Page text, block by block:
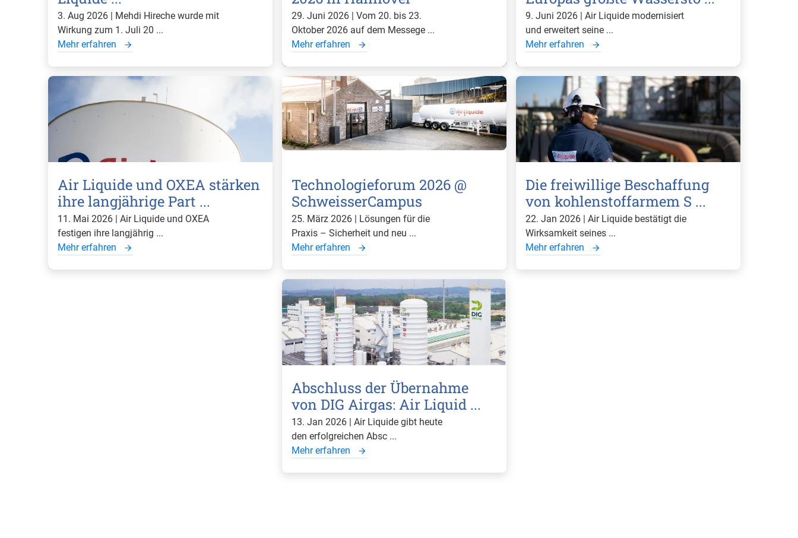
3. Aug 2026 | Mehdi Hireche wurde mit
Wirkung zum 1. Juli 20 ...
Mehr erfahren
29. Juni 2026 | Vom 20. bis 23.
Oktober 2026 auf dem Messege ...
Mehr erfahren
9. Juni 2026 | Air Liquide modernisiert
und erweitert seine ...
Mehr erfahren
Air Liquide und OXEA stärken
ihre langjährige Part ...
11. Mai 2026 | Air Liquide und OXEA
festigen ihre langjährig ...
Mehr erfahren
Technologieforum 2026 @
SchweisserCampus
25. März 2026 | Lösungen für die
Praxis – Sicherheit und neu ...
Mehr erfahren
Die freiwillige Beschaffung
von kohlenstoffarmem S ...
22. Jan 2026 | Air Liquide bestätigt die
Wirksamkeit seines ...
Mehr erfahren
Abschluss der Übernahme
von DIG Airgas: Air Liquid ...
13. Jan 2026 | Air Liquide gibt heute
den erfolgreichen Absc ...
Mehr erfahren